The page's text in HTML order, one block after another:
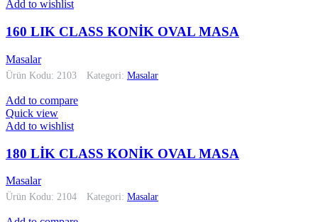
Add to wishlist
160 LIK CLASS KONİK OVAL MASA
Masalar
Ürün Kodu: 2103 Kategori: Masalar
Add to compare
Quick view
Add to wishlist
180 LİK CLASS KONİK OVAL MASA
Masalar
Ürün Kodu: 2104 Kategori: Masalar